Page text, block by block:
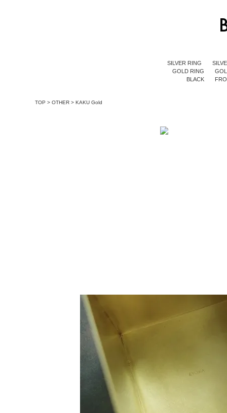
SILVER RING
GOLD RING
BLACK
TOP > OTHER > KAKU Gold